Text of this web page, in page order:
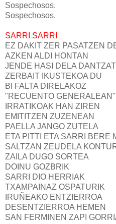
Sospechosos.
Sospechosos.
SARRI SARRI
EZ DAKIT ZER PASATZEN
AZKEN ALDI HONTAN
JENDE HASI DELA
ZERBAIT IKUSTEKOA DU
BI FALTA DIRELAKOZ
"RECUENTO GENERALEAN"
IRRATIKOAK HAN ZIREN
EMITITZEN ZUZENEAN
PAELLA JANGO ZUTELA
ETA PITTI ETA SARRI BERE
SALTZAN ZEUDELA
ZAILA DUGO SORTEA
DOINU GOZBRIK
SARRI DIO HERRIAK
TXAMPAINAZ OSPATURIK
IRUÑEAKO ENTZIERROA
DESENTZIERROA HEMEN
SAN FERMINEN ZAPI